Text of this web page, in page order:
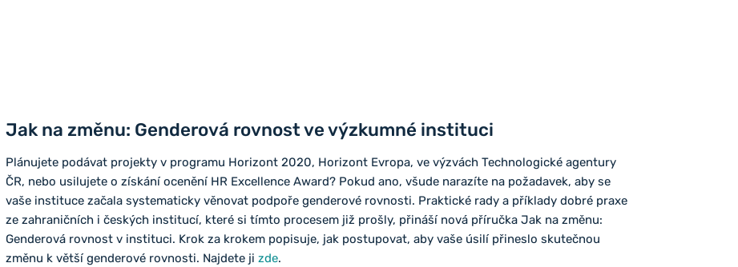
Jak na změnu: Genderová rovnost ve výzkumné instituci
Plánujete podávat projekty v programu Horizont 2020, Horizont Evropa, ve výzvách Technologické agentury
ČR, nebo usilujete o získání ocenění HR Excellence Award? Pokud ano, všude narazíte na požadavek, aby se
vaše instituce začala systematicky věnovat podpoře genderové rovnosti. Praktické rady a příklady dobré praxe
ze zahraničních i českých institucí, které si tímto procesem již prošly, přináší nová příručka Jak na změnu:
Genderová rovnost v instituci. Krok za krokem popisuje, jak postupovat, aby vaše úsilí přineslo skutečnou
změnu k větší genderové rovnosti. Najdete jizde.